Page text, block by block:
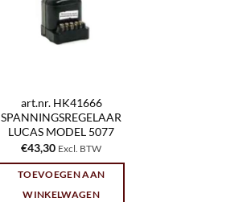
art.nr. HK41666
SPANNINGSREGELAAR
LUCAS MODEL 5077
€43,30 Excl. BTW
TOEVOEGEN AAN
WINKELWAGEN